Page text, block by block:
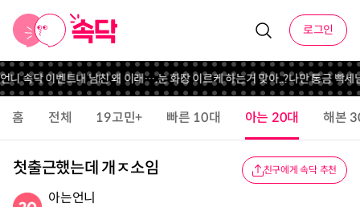
로그인
니 속닥 이벤트내 남친 왜 이래….눈 화장 이르케 하는거 맞아..?나만 통금 빡세
홈 전체 19고민+ 빠른 10대 아는 20대 해본
첫출근했는데 개ㅈ소임 친구에게 속닥 추천
아는언니